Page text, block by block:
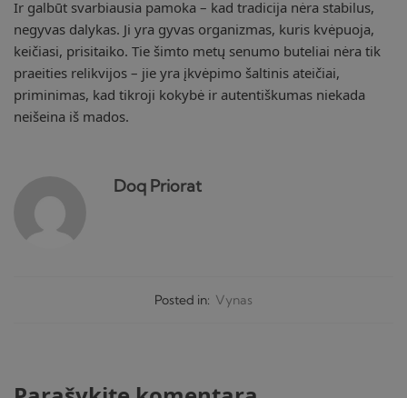
Ir galbūt svarbiausia pamoka – kad tradicija nėra stabilus,
negyvas dalykas. Ji yra gyvas organizmas, kuris kvėpuoja,
keičiasi, prisitaiko. Tie šimto metų senumo buteliai nėra tik
praeities relikvijos – jie yra įkvėpimo šaltinis ateičiai,
priminimas, kad tikroji kokybė ir autentiškumas niekada
neišeina iš mados.
Doq Priorat
Posted in: Vynas